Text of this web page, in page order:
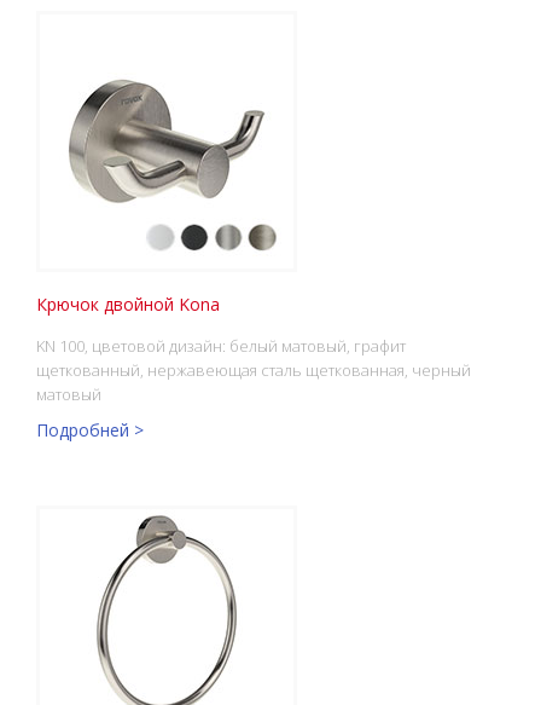
Крючок двойной Kona
KN 100, цветовой дизайн: белый матовый, графит
щеткованный, нержавеющая сталь щеткованная, черный
матовый
Подробней >